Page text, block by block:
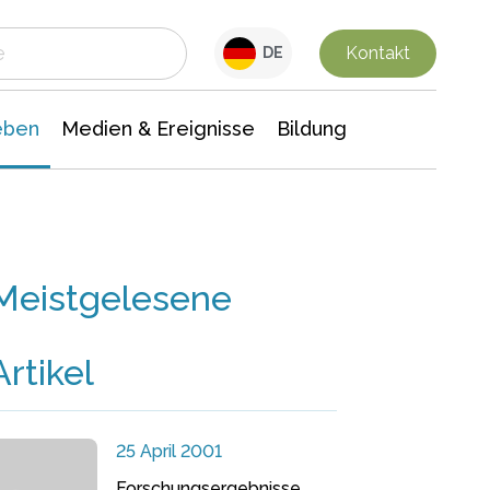
DE Kontakt
Medien & Ereignisse Bildung
25 April 2001